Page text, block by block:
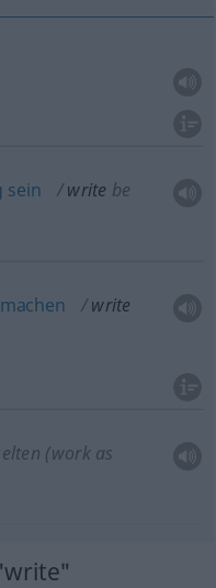
sein write be
machen
write
(work as